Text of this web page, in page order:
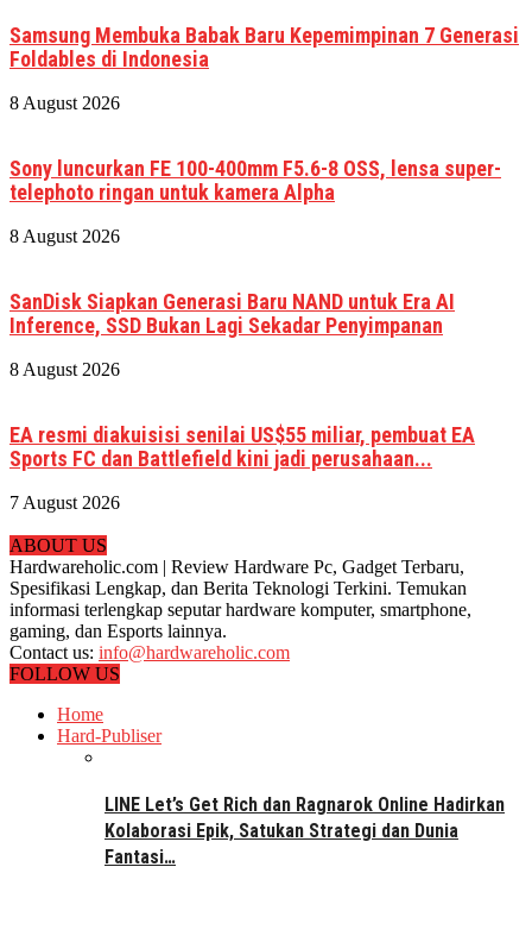
Samsung Membuka Babak Baru Kepemimpinan 7 Generasi
Foldables di Indonesia
8 August 2026
Sony luncurkan FE 100-400mm F5.6-8 OSS, lensa super-
telephoto ringan untuk kamera Alpha
8 August 2026
SanDisk Siapkan Generasi Baru NAND untuk Era AI
Inference, SSD Bukan Lagi Sekadar Penyimpanan
8 August 2026
EA resmi diakuisisi senilai US$55 miliar, pembuat EA
Sports FC dan Battlefield kini jadi perusahaan...
7 August 2026
ABOUT US
Hardwareholic.com | Review Hardware Pc, Gadget Terbaru,
Spesifikasi Lengkap, dan Berita Teknologi Terkini. Temukan
informasi terlengkap seputar hardware komputer, smartphone,
gaming, dan Esports lainnya.
Contact us: info@hardwareholic.com
FOLLOW US
Home
Hard-Publiser
LINE Let’s Get Rich dan Ragnarok Online Hadirkan
Kolaborasi Epik, Satukan Strategi dan Dunia
Fantasi…